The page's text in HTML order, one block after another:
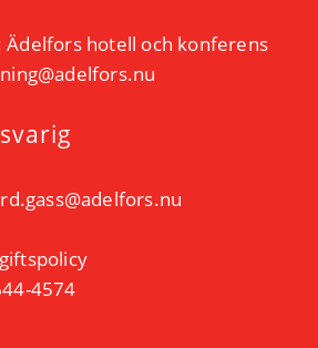
Ädelfors hotell och konferens
4574